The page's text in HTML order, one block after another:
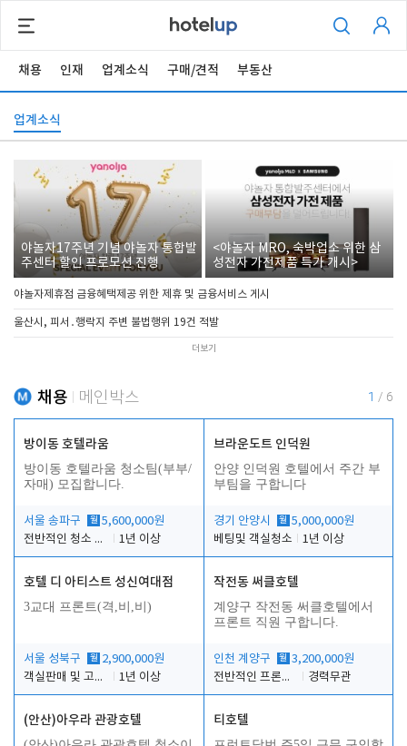
채용 인재 업계소식 구매/견적 부동산
업계소식
야놀자17주년 기념 야놀자 통합발
주센터 할인 프로모션 진행
<야놀자 MRO, 숙박업소 위한 삼
성전자 가전제품 특가 개시>
야놀자제휴점 금융혜택제공 위한 제휴 및 금융서비스 게시
울산시, 피서․행락지 주변 불법행위 19건 적발
더보기
채용 메인박스 1 / 6
방이동 호텔라움
방이동 호텔라움 청소팀(부부/
자매) 모집합니다.
서울 송파구 월 5,600,000원
전반적인 청소 업무(객실청소.객실정리)
1년 이상
브라운도트 인덕원
안양 인덕원 호텔에서 주간 부
부팀을 구합니다
경기 안양시 월 5,000,000원
베팅및 객실청소
1년 이상
호텔 디 아티스트 성신여대점
3교대 프론트(격,비,비)
서울 성북구 월 2,900,000원
객실판매 및 고객응대
1년 이상
작전동 써클호텔
계양구 작전동 써클호텔에서
프론트 직원 구합니다.
인천 계양구 월 3,200,000원
전반적인 프론트 업무
경력무관
(안산)아우라 관광호텔 티호텔